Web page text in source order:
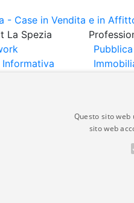
La Spezia
Informativa
presenti su
è responsabile della
Questo sito
sito web